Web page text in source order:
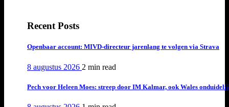
Recent Posts
Openbaar account: MIVD-directeur jarenlang te volgen via Strava
8 augustus 2026 2 min read
Pech voor Heleen Moes: streep door IM Kalmar, ook Wales